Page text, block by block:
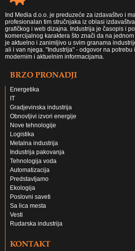
Ind Media d.o.o. je preduzeće za izdavaštvo i
profesionalan tim stručnjaka iz oblasi
grafičkog i web dizajna. Industrija je časopis i
komercijalnog karaktera što znači da na
je aktuelno i zanimljivo u svim granama
ali i van njega. "Industrija" - odgovor na potrebu
modernim i aktuelnim informacijama.
BRZO PRONADJI
Energetika
IT
Gradjevinska industrija
Obnovljivi izvori energije
Nove tehnologije
Logistika
Metalna industrija
Industrija pakovanja
Tehnologija voda
Automatizacija
Predstavljamo
Ekologija
Poslovni saveti
Sa lica mesta
Vesti
Rudarska industrija
KONTAKT